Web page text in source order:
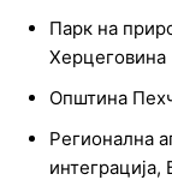
Парк на
Херцеговина
Општина
Регионална
интеграција,